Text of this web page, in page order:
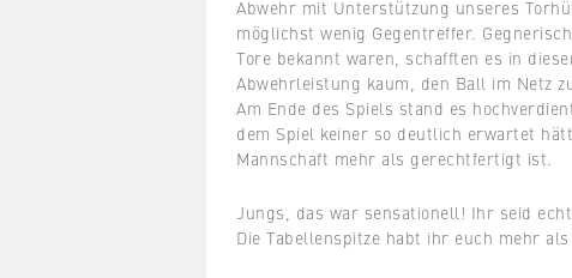
Abwehr mit Unterstützung unseres
möglichst wenig Gegentreffer.
Tore bekannt waren, schafften es in
Abwehrleistung kaum, den Ball im Netz
Am Ende des Spiels stand es
dem Spiel keiner so deutlich erwartet
Mannschaft mehr als gerechtfertigt ist.
Jungs, das war sensationell! Ihr seid
Die Tabellenspitze habt ihr euch mehr